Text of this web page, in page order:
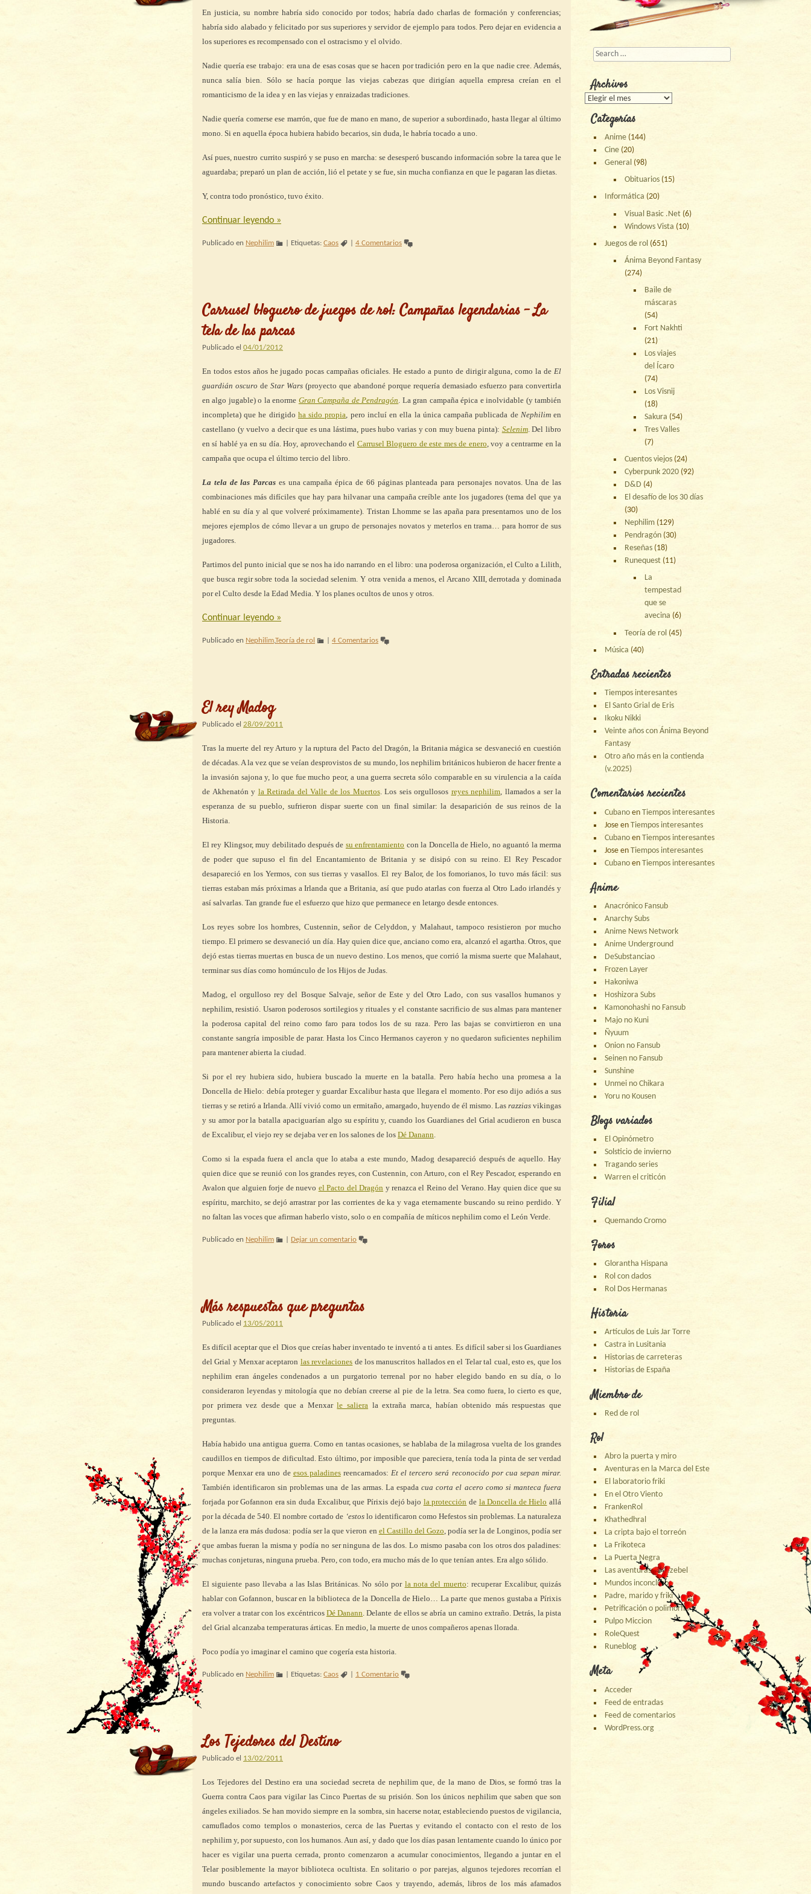
En justicia, su nombre habría sido conocido por todos; habría dado charlas de formación y conferencias;
habría sido alabado y felicitado por sus superiores y servidor de ejemplo para todos. Pero dejar en evidencia a
los superiores es recompensado con el ostracismo y el olvido.
Nadie quería ese trabajo: era una de esas cosas que se hacen por tradición pero en la que nadie cree. Además,
nunca salía bien. Sólo se hacía porque las viejas cabezas que dirigían aquella empresa creían en el
romanticismo de la idea y en las viejas y enraizadas tradiciones.
Nadie quería comerse ese marrón, que fue de mano en mano, de superior a subordinado, hasta llegar al último
mono. Si en aquella época hubiera habido becarios, sin duda, le habría tocado a uno.
Así pues, nuestro currito suspiró y se puso en marcha: se desesperó buscando información sobre la tarea que le
aguardaba; preparó un plan de acción, lió el petate y se fue, sin mucha confianza en que le pagaran las dietas.
Y, contra todo pronóstico, tuvo éxito.
Continuar leyendo »
Publicado en Nephilim Etiquetas: Caos 4 Comentarios
Carrusel bloguero de juegos de rol: Campañas legendarias – La
tela de las parcas
Publicado el 04/01/2012
En todos estos años he jugado pocas campañas oficiales. He estado a punto de dirigir alguna, como la de El
guardián oscuro de Star Wars (proyecto que abandoné porque requería demasiado esfuerzo para convertirla
en algo jugable) o la enorme Gran Campaña de Pendragón. La gran campaña épica e inolvidable (y también
incompleta) que he dirigido ha sido propia, pero incluí en ella la única campaña publicada de Nephilimen
castellano (y vuelvo a decir que es una lástima, pues hubo varias y con muy buena pinta): Selenim. Del libro
en sí hablé ya en su día. Hoy, aprovechando el Carrusel Bloguero de este mes de enero, voy a centrarme en la
campaña que ocupa el último tercio del libro.
La tela de las Parcas es una campaña épica de 66 páginas planteada para personajes novatos. Una de las
combinaciones más difíciles que hay para hilvanar una campaña creíble ante los jugadores (tema del que ya
hablé en su día y al que volveré próximamente). Tristan Lhomme se las apaña para presentarnos uno de los
mejores ejemplos de cómo llevar a un grupo de personajes novatos y meterlos en trama… para horror de sus
jugadores.
Partimos del punto inicial que se nos ha ido narrando en el libro: una poderosa organización, el Culto a Lilith,
que busca regir sobre toda la sociedad selenim. Y otra venida a menos, el Arcano XIII, derrotada y dominada
por el Culto desde la Edad Media. Y los planes ocultos de unos y otros.
Continuar leyendo »
Publicado en Nephilim,Teoría de rol 4 Comentarios
El rey Madog
Publicado el 28/09/2011
Tras la muerte del rey Arturo y la ruptura del Pacto del Dragón, la Britania mágica se desvaneció en cuestión
de décadas. A la vez que se veían desprovistos de su mundo, los nephilim británicos hubieron de hacer frente a
la invasión sajona y, lo que fue mucho peor, a una guerra secreta sólo comparable en su virulencia a la caída
de Akhenatón y la Retirada del Valle de los Muertos. Los seis orgullosos reyes nephilim, llamados a ser la
esperanza de su pueblo, sufrieron dispar suerte con un final similar: la desaparición de sus reinos de la
Historia.
El rey Klingsor, muy debilitado después de su enfrentamiento con la Doncella de Hielo, no aguantó la merma
de poder que supuso el fin del Encantamiento de Britania y se disipó con su reino. El Rey Pescador
desapareció en los Yermos, con sus tierras y vasallos. El rey Balor, de los fomorianos, lo tuvo más fácil: sus
tierras estaban más próximas a Irlanda que a Britania, así que pudo atarlas con fuerza al Otro Lado irlandés y
así salvarlas. Tan grande fue el esfuerzo que hizo que permanece en letargo desde entonces.
Los reyes sobre los hombres, Custennin, señor de Celyddon, y Malahaut, tampoco resistieron por mucho
tiempo. El primero se desvaneció un día. Hay quien dice que, anciano como era, alcanzó el agartha. Otros, que
dejó estas tierras muertas en busca de un nuevo destino. Los menos, que corrió la misma suerte que Malahaut,
terminar sus días como homúnculo de los Hijos de Judas.
Madog, el orgulloso rey del Bosque Salvaje, señor de Este y del Otro Lado, con sus vasallos humanos y
nephilim, resistió. Usaron poderosos sortilegios y rituales y el constante sacrificio de sus almas para mantener
la poderosa capital del reino como faro para todos los de su raza. Pero las bajas se convirtieron en una
constante sangría imposible de parar. Hasta los Cinco Hermanos cayeron y no quedaron suficientes nephilim
para mantener abierta la ciudad.
Si por el rey hubiera sido, hubiera buscado la muerte en la batalla. Pero había hecho una promesa a la
Doncella de Hielo: debía proteger y guardar Excalibur hasta que llegara el momento. Por eso dijo adiós a sus
tierras y se retiró a Irlanda. Allí vivió como un ermitaño, amargado, huyendo de él mismo. Las razzias vikingas
y su amor por la batalla apaciguarían algo su espíritu y, cuando los Guardianes del Grial acudieron en busca
de Excalibur, el viejo rey se dejaba ver en los salones de los Dé Danann.
Como si la espada fuera el ancla que lo ataba a este mundo, Madog desapareció después de aquello. Hay
quien dice que se reunió con los grandes reyes, con Custennin, con Arturo, con el Rey Pescador, esperando en
Avalon que alguien forje de nuevo el Pacto del Dragón y renazca el Reino del Verano. Hay quien dice que su
espíritu, marchito, se dejó arrastrar por las corrientes de ka y vaga eternamente buscando su reino perdido. Y
no faltan las voces que afirman haberlo visto, solo o en compañía de míticos nephilim como el León Verde.
Publicado en Nephilim Dejar un comentario
Más respuestas que preguntas
Publicado el 13/05/2011
Es difícil aceptar que el Dios que creías haber inventado te inventó a ti antes. Es difícil saber si los Guardianes
del Grial y Menxar aceptaron las revelaciones de los manuscritos hallados en el Telar tal cual, esto es, que los
nephilim eran ángeles condenados a un purgatorio terrenal por no haber elegido bando en su día, o lo
consideraron leyendas y mitología que no debían creerse al pie de la letra. Sea como fuera, lo cierto es que,
por primera vez desde que a Menxarle saliera la extraña marca, habían obtenido más respuestas que
preguntas.
Había habido una antigua guerra. Como en tantas ocasiones, se hablaba de la milagrosa vuelta de los grandes
caudillos en tiempos de dificultad. Esto último, por imposible que pareciera, tenía toda la pinta de ser verdad
porque Menxar era uno de esos paladinesreencarnados: Et el tercero será reconocido por cua sepan mirar.
También identificaron sin problemas una de las armas. La espadacua corta el acero como si manteca fuera
forjada por Gofannon era sin duda Excalibur, que Pírixis dejó bajo la protección de la Doncella de Hielo allá
por la década de 540. El nombre cortado de ‘estoslo identificaron como Hefestos sin problemas. La naturaleza
de la lanza era más dudosa: podía ser la que vieron en el Castillo del Gozo, podía ser la de Longinos, podía ser
que ambas fueran la misma y podía no ser ninguna de las dos. Lo mismo pasaba con los otros dos paladines:
muchas conjeturas, ninguna prueba. Pero, con todo, era mucho más de lo que tenían antes. Era algo sólido.
El siguiente paso llevaba a las Islas Británicas. No sólo por la nota del muerto: recuperar Excalibur, quizás
hablar con Gofannon, buscar en la biblioteca de la Doncella de Hielo… La parte que menos gustaba a Pírixis
era volver a tratar con los excéntricos Dé Danann. Delante de ellos se abría un camino extraño. Detrás, la pista
del Grial alcanzaba temperaturas árticas. En medio, la muerte de unos compañeros apenas llorada.
Poco podía yo imaginar el camino que cogería esta historia.
Publicado en Nephilim Etiquetas: Caos 1 Comentario
Los Tejedores del Destino
Publicado el 13/02/2011
Los Tejedores del Destino era una sociedad secreta de nephilim que, de la mano de Dios, se formó tras la
Guerra contra Caos para vigilar las Cinco Puertas de su prisión. Son los únicos nephilim que saben que son
ángeles exiliados. Se han movido siempre en la sombra, sin hacerse notar, estableciendo puestos de vigilancia,
camuflados como templos o monasterios, cerca de las Puertas y evitando el contacto con el resto de los
nephilim y, por supuesto, con los humanos. Aun así, y dado que los días pasan lentamente cuando lo único por
hacer es vigilar una puerta cerrada, pronto comenzaron a acumular conocimientos, llegando a juntar en el
Telar posiblemente la mayor biblioteca ocultista. En solitario o por parejas, algunos tejedores recorrían el
mundo buscando artefactos y conocimiento sobre Caos y trayendo, además, libros de los más afamados
Buscar
Archivos
Archivos
Categorías
Anime (144)
Cine (20)
General (98)
Obituarios (15)
Informática (20)
Visual Basic .Net (6)
Windows Vista (10)
Juegos de rol (651)
Ánima Beyond Fantasy
(274)
Baile de
máscaras
(54)
Fort Nakhti
(21)
Los viajes
del Ícaro
(74)
Los Visnij
(18)
Sakura (54)
Tres Valles
(7)
Cuentos viejos (24)
Cyberpunk 2020 (92)
D&D (4)
El desafío de los 30 días
(30)
Nephilim (129)
Pendragón (30)
Reseñas (18)
Runequest (11)
La
tempestad
que se
avecina (6)
Teoría de rol (45)
Música (40)
Entradas recientes
Tiempos interesantes
El Santo Grial de Eris
Ikoku Nikki
Veinte años con Ánima Beyond
Fantasy
Otro año más en la contienda
(v.2025)
Comentarios recientes
Cubano enTiempos interesantes
Jose enTiempos interesantes
Cubano enTiempos interesantes
Jose enTiempos interesantes
Cubano enTiempos interesantes
Anime
Anacrónico Fansub
Anarchy Subs
Anime News Network
Anime Underground
DeSubstanciao
Frozen Layer
Hakoniwa
Hoshizora Subs
Kamonohashi no Fansub
Majo no Kuni
Ñyuum
Onion no Fansub
Seinen no Fansub
Sunshine
Unmei no Chikara
Yoru no Kousen
Blogs variados
El Opinómetro
Solsticio de invierno
Tragando series
Warren el criticón
Filial
Quemando Cromo
Foros
Glorantha Hispana
Rol con dados
Rol Dos Hermanas
Historia
Artículos de Luis Jar Torre
Castra in Lusitania
Historias de carreteras
Historias de España
Miembro de
Red de rol
Rol
Abro la puerta y miro
Aventuras en la Marca del Este
El laboratorio friki
En el Otro Viento
FrankenRol
Khathedhral
La cripta bajo el torreón
La Frikoteca
La Puerta Negra
Las aventuras de Jezebel
Mundos inconclusos
Padre, marido y friki
Petrificación o polimorfía
Pulpo Miccion
RoleQuest
Runeblog
Meta
Acceder
Feed de entradas
Feed de comentarios
WordPress.org